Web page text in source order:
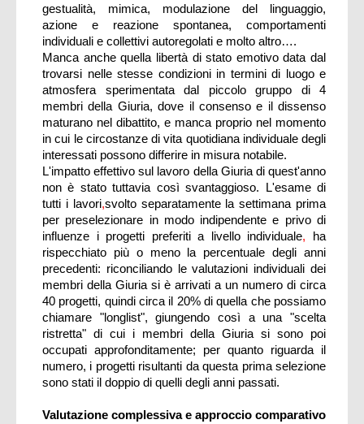
gestualità, mimica, modulazione del linguaggio,
azione e reazione spontanea, comportamenti
individuali e collettivi autoregolati e molto altro….
Manca anche quella libertà di stato emotivo data dal
trovarsi nelle stesse condizioni in termini di luogo e
atmosfera sperimentata dal piccolo gruppo di 4
membri della Giuria, dove il consenso e il dissenso
maturano nel dibattito, e manca proprio nel momento
in cui le circostanze di vita quotidiana individuale degli
interessati possono differire in misura notabile.
L'impatto effettivo sul lavoro della Giuria di quest'anno
non è stato tuttavia così svantaggioso. L'esame di
tutti i lavori,svolto separatamente la settimana prima
per preselezionare in modo indipendente e privo di
influenze i progetti preferiti a livello individuale, ha
rispecchiato più o meno la percentuale degli anni
precedenti: riconciliando le valutazioni individuali dei
membri della Giuria si è arrivati a un numero di circa
40 progetti, quindi circa il 20% di quella che possiamo
chiamare "longlist", giungendo così a una "scelta
ristretta" di cui i membri della Giuria si sono poi
occupati approfonditamente; per quanto riguarda il
numero, i progetti risultanti da questa prima selezione
sono stati il doppio di quelli degli anni passati.
Valutazione complessiva e approccio comparativo